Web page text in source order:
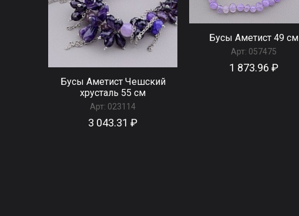
Бусы Аметист Чешский
хрусталь 55 см
Арт: 023114
3 043.31 ₽
Бусы Аметист 49 см
Арт: 057475
1 873.96 ₽